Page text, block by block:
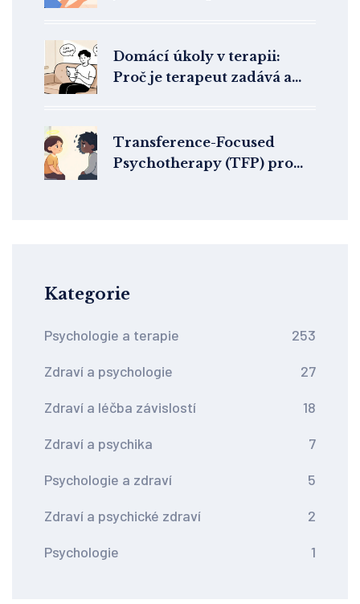
Domácí úkoly v terapii:
Proč je terapeut zadává a
Transference-Focused
Psychotherapy (TFP) pro
Kategorie
Psychologie a terapie 253
Zdraví a psychologie 27
Zdraví a léčba závislostí 18
Zdraví a psychika 7
Psychologie a zdraví 5
Zdraví a psychické zdraví 2
Psychologie 1